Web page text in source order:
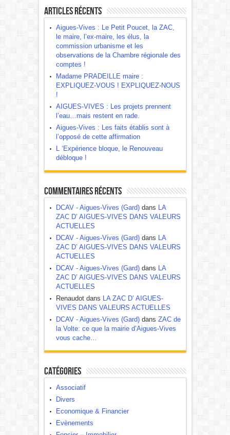
Articles récents
Aigues-Vives : Le Petit Poucet, la ZAC,
le maire, l’ex-maire, les élus, la
commission urbanisme et les
observations de la Chambre régionale des
comptes !
Madame PRADEILLE maire :
EXPLIQUEZ-VOUS ! EXPLIQUEZ-NOUS
!
AIGUES-VIVES : Les projets prennent
l’eau…mais restent en rade.
Aigues-Vives : Les faits établis sont à
l’opposé de cette affirmation
L ‘Expérience bloque, le Renouveau
débloque !
Commentaires récents
DCAV - Aigues-Vives (Gard)dans LA
ZAC D’ AIGUES-VIVES DANS VALEURS
ACTUELLES
DCAV - Aigues-Vives (Gard)dans LA
ZAC D’ AIGUES-VIVES DANS VALEURS
ACTUELLES
DCAV - Aigues-Vives (Gard)dans LA
ZAC D’ AIGUES-VIVES DANS VALEURS
ACTUELLES
Renaudot dans LA ZAC D’ AIGUES-
VIVES DANS VALEURS ACTUELLES
DCAV - Aigues-Vives (Gard)dans ZAC de
la Volte: ce que la mairie d’Aigues-Vives
vous cache…
Catégories
Associatif
Divers
Economique & Financier
Evènements